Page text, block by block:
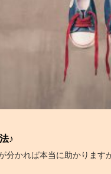
♪
分かれば本当に助かります